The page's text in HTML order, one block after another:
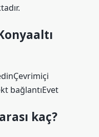
bağlantıEvet
kaç?